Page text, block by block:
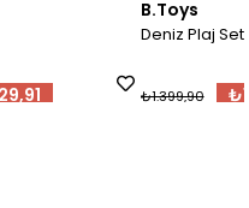
₺1.329,91
₺1.399,90